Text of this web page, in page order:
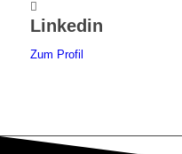
Linkedin
Zum Profil